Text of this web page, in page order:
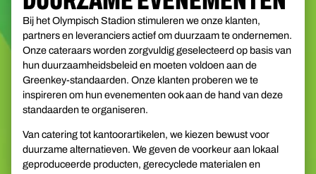
Bij het Olympisch Stadion stimuleren we onze klanten,
partners en leveranciers actief om duurzaam te ondernemen.
Onze cateraars worden zorgvuldig geselecteerd op basis van
hun duurzaamheidsbeleid en moeten voldoen aan de
Greenkey-standaarden. Onze klanten proberen we te
inspireren om hun evenementen ook aan de hand van deze
standaarden te organiseren.
Van catering tot kantoorartikelen, we kiezen bewust voor
duurzame alternatieven. We geven de voorkeur aan lokaal
geproduceerde producten, gerecyclede materialen en